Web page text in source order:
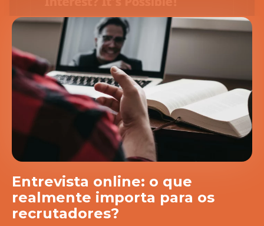
Entrevista online: o que
realmente importa para os
recrutadores?